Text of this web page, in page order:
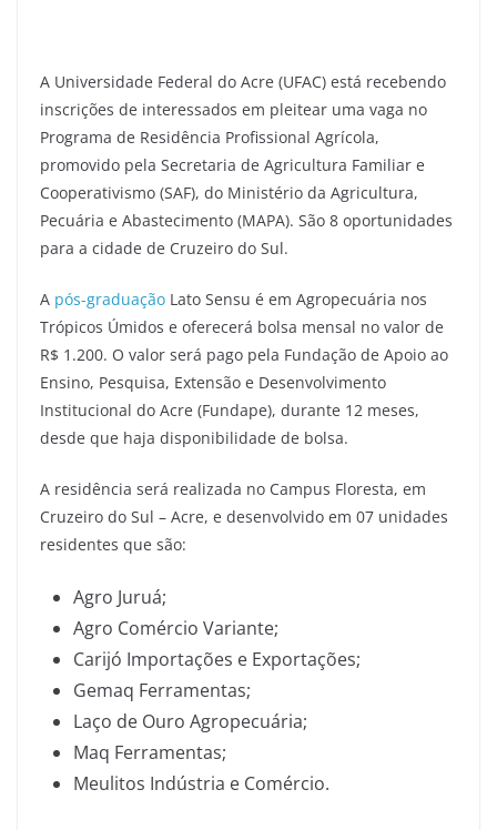
A Universidade Federal do Acre (UFAC) está recebendo
inscrições de interessados em pleitear uma vaga no
Programa de Residência Profissional Agrícola,
promovido pela Secretaria de Agricultura Familiar e
Cooperativismo (SAF), do Ministério da Agricultura,
Pecuária e Abastecimento (MAPA). São 8 oportunidades
para a cidade de Cruzeiro do Sul.
A pós-graduação Lato Sensu é em Agropecuária nos
Trópicos Úmidos e oferecerá bolsa mensal no valor de
R$ 1.200. O valor será pago pela Fundação de Apoio ao
Ensino, Pesquisa, Extensão e Desenvolvimento
Institucional do Acre (Fundape), durante 12 meses,
desde que haja disponibilidade de bolsa.
A residência será realizada no Campus Floresta, em
Cruzeiro do Sul – Acre, e desenvolvido em 07 unidades
residentes que são:
Agro Juruá;
Agro Comércio Variante;
Carijó Importações e Exportações;
Gemaq Ferramentas;
Laço de Ouro Agropecuária;
Maq Ferramentas;
Meulitos Indústria e Comércio.